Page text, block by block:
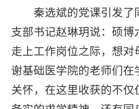
秦选斌的党课引发了
支部书记赵琳玥说：硕博
走上工作岗位之际，想对
谢基础医学院的老师们在
关怀，在这里收获的不仅